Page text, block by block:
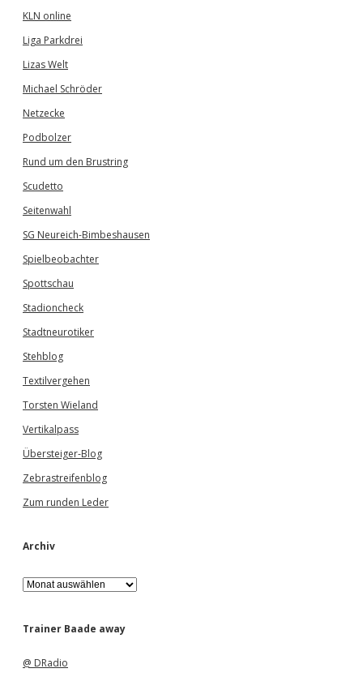
KLN online
Liga Parkdrei
Lizas Welt
Michael Schröder
Netzecke
Podbolzer
Rund um den Brustring
Scudetto
Seitenwahl
SG Neureich-Bimbeshausen
Spielbeobachter
Spottschau
Stadioncheck
Stadtneurotiker
Stehblog
Textilvergehen
Torsten Wieland
Vertikalpass
Übersteiger-Blog
Zebrastreifenblog
Zum runden Leder
Archiv
A
r
h
Trainer Baade away
@ DRadio